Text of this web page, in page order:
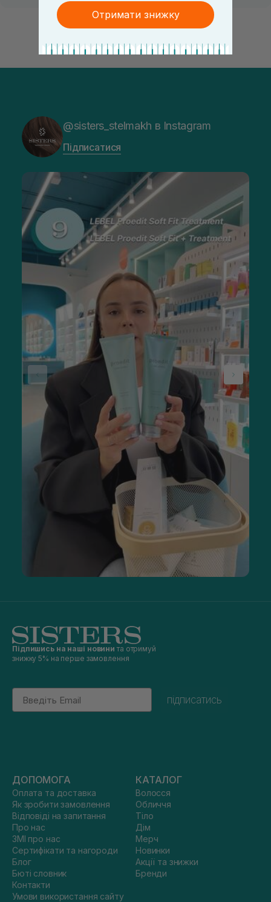
@sisters_stelmakh в Instagram
Підписатися
Підпишись на наші новини та отримуй
знижку 5% на перше замовлення
Email
підписатись
ДОПОМОГА
Оплата та доставка
Як зробити замовлення
Відповіді на запитання
Про нас
ЗМІ про нас
Сертифікати та нагороди
Блог
Бюті словник
Контакти
Умови використання сайту
КАТАЛОГ
Волосся
Обличчя
Тіло
Дім
Мерч
Новинки
Акції та знижки
Бренди
Отримати знижку